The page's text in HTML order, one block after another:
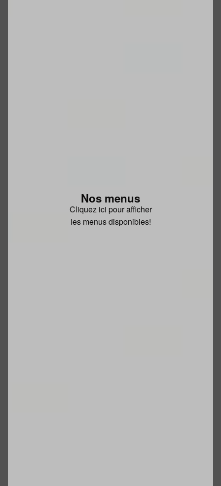
Nos menus
Cliquez ici pour afficher
les menus disponibles!